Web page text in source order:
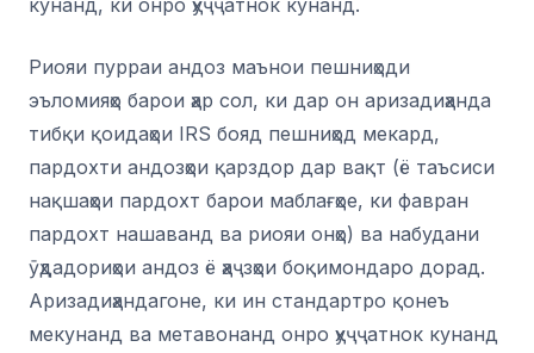
Риояи пурраи андоз маънои пешниҳоди
эъломияҳо барои ҳар сол, ки дар он аризадиҳанда
тибқи қоидаҳои IRS бояд пешниҳод мекард,
пардохти андозҳои қарздор дар вақт (ё таъсиси
нақшаҳои пардохт барои маблағҳое, ки фавран
пардохт нашаванд ва риояи онҳо) ва набудани
ӯҳдадориҳои андоз ё ҳаҷзҳои боқимондаро дорад.
Аризадиҳандагоне, ки ин стандартро қонеъ
мекунанд ва метавонанд онро ҳуҷҷатнок кунанд